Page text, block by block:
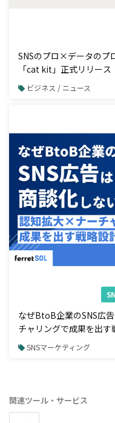
SNSのプロ×データのプ
「cat kit」正式リリース
ビジネス / ニュース
なぜBtoB企業のSNS広
チャリングで成果を出す
SNSマーケティング
関連ツール・サービス